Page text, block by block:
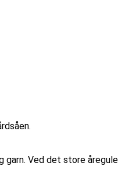
Ved det store